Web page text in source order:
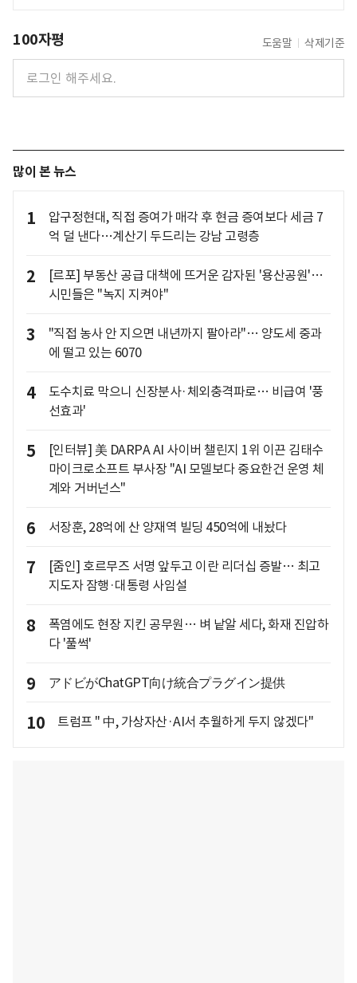
100자평 도움말 삭제기준
많이 본 뉴스
1
압구정현대, 직접 증여가 매각 후 현금 증여보다 세금 7
억 덜 낸다…계산기 두드리는 강남 고령층
2
[르포] 부동산 공급 대책에 뜨거운 감자된 '용산공원'…
시민들은 "녹지 지켜야"
3
"직접 농사 안 지으면 내년까지 팔아라"… 양도세 중과
에 떨고 있는 6070
4
도수치료 막으니 신장분사·체외충격파로… 비급여 '풍
선효과'
5
[인터뷰] 美 DARPA AI 사이버 챌린지 1위 이끈 김태수
마이크로소프트 부사장 "AI 모델보다 중요한건 운영 체
계와 거버넌스"
6 서장훈, 28억에 산 양재역 빌딩 450억에 내놨다
7
[줌인] 호르무즈 서명 앞두고 이란 리더십 증발… 최고
지도자 잠행·대통령 사임설
8
폭염에도 현장 지킨 공무원… 벼 낱알 세다, 화재 진압하
다 '풀썩'
9 アドビがChatGPT向け統合プラグイン提供
10 트럼프 " 中, 가상자산·AI서 추월하게 두지 않겠다"